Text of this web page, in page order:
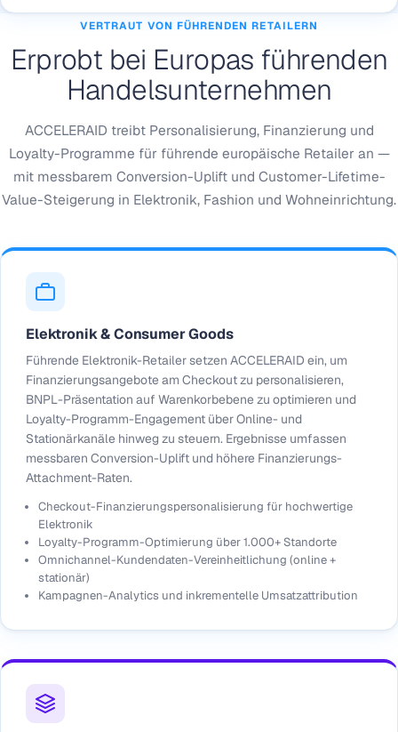
VERTRAUT VON FÜHRENDEN RETAILERN
Erprobt bei Europas führenden
Handelsunternehmen
ACCELERAID treibt Personalisierung, Finanzierung und
Loyalty-Programme für führende europäische Retailer an —
mit messbarem Conversion-Uplift und Customer-Lifetime-
Value-Steigerung in Elektronik, Fashion und Wohneinrichtung.
Elektronik & Consumer Goods
Führende Elektronik-Retailer setzen ACCELERAID ein, um
Finanzierungsangebote am Checkout zu personalisieren,
BNPL-Präsentation auf Warenkorbebene zu optimieren und
Loyalty-Programm-Engagement über Online- und
Stationärkanäle hinweg zu steuern. Ergebnisse umfassen
messbaren Conversion-Uplift und höhere Finanzierungs-
Attachment-Raten.
Checkout-Finanzierungspersonalisierung für hochwertige
Elektronik
Loyalty-Programm-Optimierung über 1.000+ Standorte
Omnichannel-Kundendaten-Vereinheitlichung (online +
stationär)
Kampagnen-Analytics und inkrementelle Umsatzattribution